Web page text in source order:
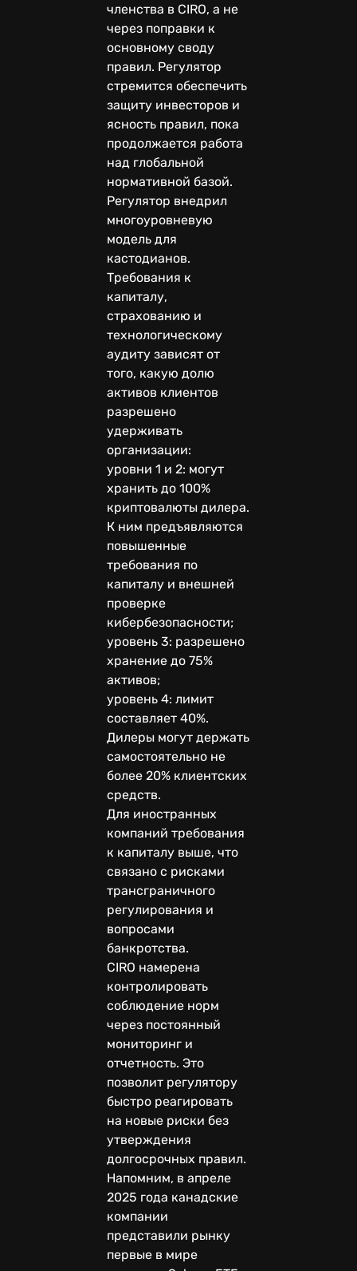
членства в CIRO, а не
через поправки к
основному своду
правил. Регулятор
стремится обеспечить
защиту инвесторов и
ясность правил, пока
продолжается работа
над глобальной
нормативной базой.
Регулятор внедрил
многоуровневую
модель для
кастодианов.
Требования к
капиталу,
страхованию и
технологическому
аудиту зависят от
того, какую долю
активов клиентов
разрешено
удерживать
организации:
уровни 1 и 2: могут
хранить до 100%
криптовалюты дилера.
К ним предъявляются
повышенные
требования по
капиталу и внешней
проверке
кибербезопасности;
уровень 3: разрешено
хранение до 75%
активов;
уровень 4: лимит
составляет 40%.
Дилеры могут держать
самостоятельно не
более 20% клиентских
средств.
Для иностранных
компаний требования
к капиталу выше, что
связано с рисками
трансграничного
регулирования и
вопросами
банкротства.
CIRO намерена
контролировать
соблюдение норм
через постоянный
мониторинг и
отчетность. Это
позволит регулятору
быстро реагировать
на новые риски без
утверждения
долгосрочных правил.
Напомним, в апреле
2025 года канадские
компании
представили рынку
первые в мире